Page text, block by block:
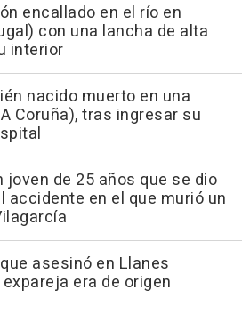
encallado en el río en
con una lancha de alta
interior
nacido muerto en una
Coruña), tras ingresar su
joven de 25 años que se dio
accidente en el que murió un
asesinó en Llanes
era de origen